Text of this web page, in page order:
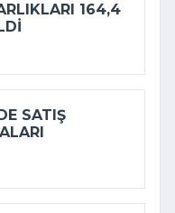
164,4
SATIŞ